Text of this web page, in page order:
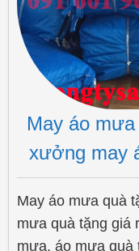
May áo
xưởng may
May áo mưa quà
mưa quà tặng giá
mưa, áo mưa quà